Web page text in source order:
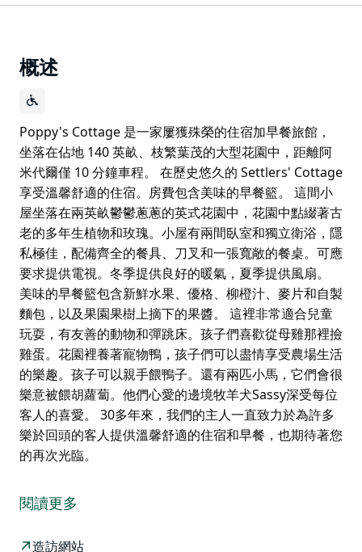
概述
Poppy's Cottage 是一家屢獲殊榮的住宿加早餐旅館，
坐落在佔地 140 英畝、枝繁葉茂的大型花園中，距離阿
米代爾僅 10 分鐘車程。 在歷史悠久的 Settlers' Cottage
享受溫馨舒適的住宿。房費包含美味的早餐籃。 這間小
屋坐落在兩英畝鬱鬱蔥蔥的英式花園中，花園中點綴著古
老的多年生植物和玫瑰。小屋有兩間臥室和獨立衛浴，隱
私極佳，配備齊全的餐具、刀叉和一張寬敞的餐桌。可應
要求提供電視。冬季提供良好的暖氣，夏季提供風扇。
美味的早餐籃包含新鮮水果、優格、柳橙汁、麥片和自製
麵包，以及果園果樹上摘下的果醬。 這裡非常適合兒童
玩耍，有友善的動物和彈跳床。孩子們喜歡從母雞那裡撿
雞蛋。花園裡養著寵物鴨，孩子們可以盡情享受農場生活
的樂趣。孩子可以親手餵鴨子。還有兩匹小馬，它們會很
樂意被餵胡蘿蔔。他們心愛的邊境牧羊犬Sassy深受每位
客人的喜愛。 30多年來，我們的主人一直致力於為許多
樂於回頭的客人提供溫馨舒適的住宿和早餐，也期待著您
的再次光臨。
坐落在佔地 140 英畝、枝繁葉茂的大型花園中，距離阿
米代爾僅 10 分鐘車程。
在歷史悠久的 Settlers' Cottage 享受溫馨舒適的住宿。
閱讀更多
造訪網站